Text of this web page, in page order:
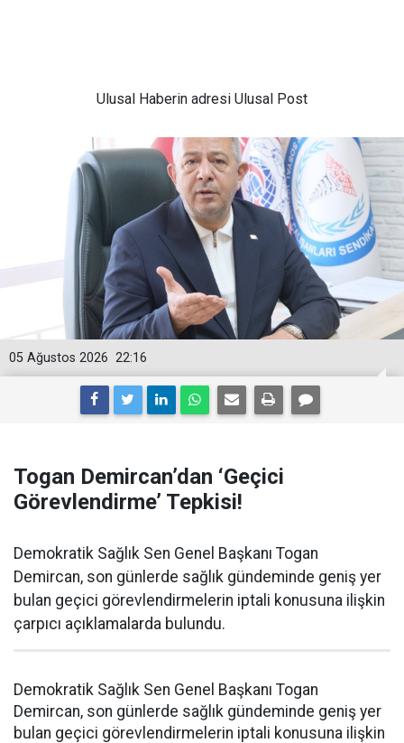
Ulusal Haberin adresi Ulusal Post
22:16
05 Ağustos 2026
Togan Demircan’dan ‘Geçici
Görevlendirme’ Tepkisi!
Demokratik Sağlık Sen Genel Başkanı Togan
Demircan, son günlerde sağlık gündeminde geniş yer
bulan geçici görevlendirmelerin iptali konusuna ilişkin
çarpıcı açıklamalarda bulundu.
Demokratik Sağlık Sen Genel Başkanı Togan
Demircan, son günlerde sağlık gündeminde geniş yer
bulan geçici görevlendirmelerin iptali konusuna ilişkin